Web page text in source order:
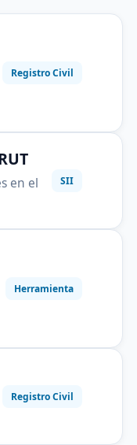
Registro Civil
en el
SII
Herramienta
Registro Civil